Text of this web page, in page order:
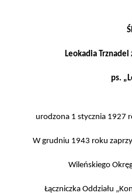
Leokadia
ps.
urodzona 1 stycznia 1927
W grudniu 1943 roku
Wileńskiego
Łączniczka Oddziału